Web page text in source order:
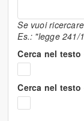
Se vuoi
Es.: "legge 241/
Cerca nel
Cerca nel